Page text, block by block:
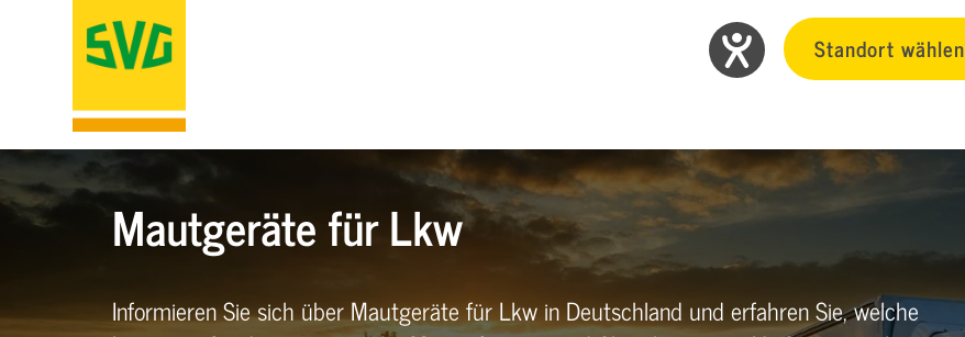
Standort wählen
Mautgeräte für Lkw
Informieren Sie sich über Mautgeräte für Lkw in Deutschland und erfahren Sie, welche